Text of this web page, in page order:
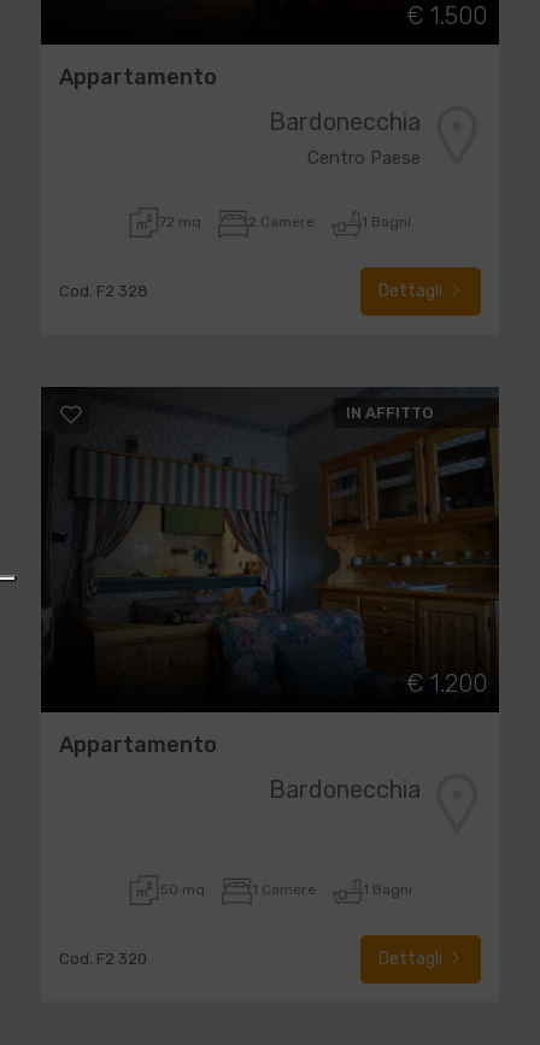
€ 1.500
Appartamento
Bardonecchia
Centro Paese
72 mq 2 Camere 1 Bagni
Cod. F2 328 Dettagli
IN AFFITTO
€ 1.200
Appartamento
Bardonecchia
50 mq 1 Camere 1 Bagni
Cod. F2 320 Dettagli